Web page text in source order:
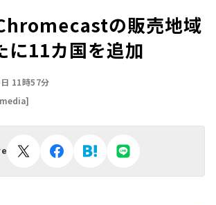
の販売地域
に11カ国を追加
11時57分